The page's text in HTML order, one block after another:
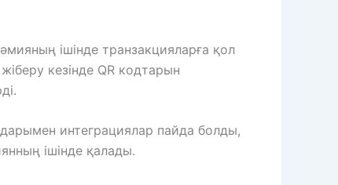
ішінде транзакцияларға қол
кезінде QR кодтарын
интеграциялар пайда болды,
ішінде қалады.